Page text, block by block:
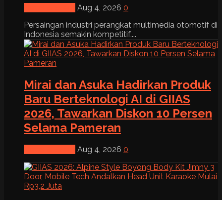
Aug 4, 2026 0
Persaingan industri perangkat multimedia otomotif di
Indonesia semakin kompetitif....
Mirai dan Asuka Hadirkan Produk
Baru Berteknologi AI di GIIAS
2026, Tawarkan Diskon 10 Persen
Selama Pameran
Aug 4, 2026 0